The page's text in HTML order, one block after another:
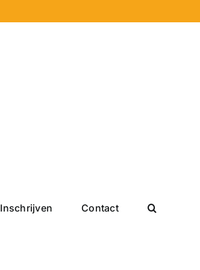
Inschrijven Contact